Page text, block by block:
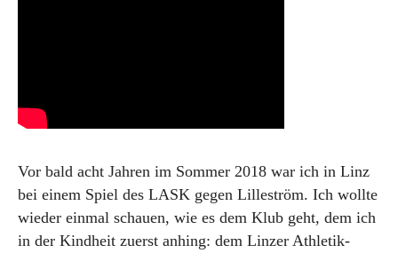
Vor bald acht Jahren im Sommer 2018 war ich in Linz
bei einem Spiel des LASK gegen Lilleström. Ich wollte
wieder einmal schauen, wie es dem Klub geht, dem ich
in der Kindheit zuerst anhing: dem Linzer Athletik-